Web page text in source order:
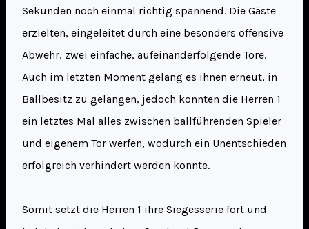
Sekunden noch einmal richtig spannend. Die Gäste
erzielten, eingeleitet durch eine besonders offensive
Abwehr, zwei einfache, aufeinanderfolgende Tore.
Auch im letzten Moment gelang es ihnen erneut, in
Ballbesitz zu gelangen, jedoch konnten die Herren 1
ein letztes Mal alles zwischen ballführenden Spieler
und eigenem Tor werfen, wodurch ein Unentschieden
erfolgreich verhindert werden konnte.
Somit setzt die Herren 1 ihre Siegesserie fort und